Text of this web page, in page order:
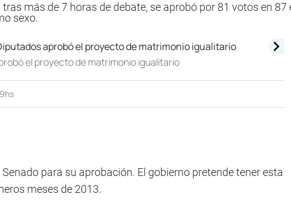
más de 7 horas de debate, se aprobó por 81 votos en
sexo.
el proyecto de matrimonio igualitario
para su aprobación. El gobierno pretende tener esta
meses de 2013.